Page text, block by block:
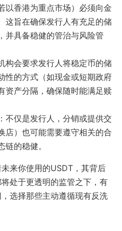
以香港为重点市场）必须向金
这旨在确保发行人有充足的储
并具备稳健的管治与风险管
构会要求发行人将稳定币的储
性的方式（如现金或短期政府
资产分隔，确保随时能满足赎
：不仅是发行人，分销或提供交
店）也可能需要遵守相关的合
的稳健。
来你使用的USDT，其背后
处于更透明的监管之下，有
选择那些主动遵循现有反洗